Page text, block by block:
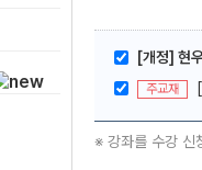
[개정] 현
주교재
※ 강좌를 수강 신